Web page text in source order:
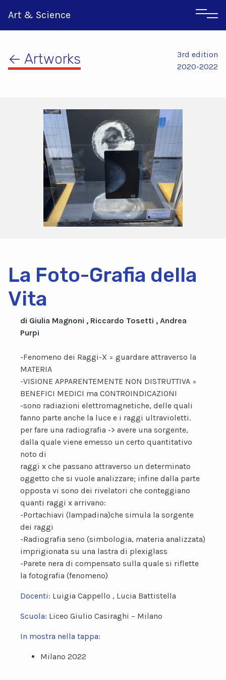
Art & Science
← Artworks
3rd edition
2020-2022
La Foto-Grafia della
Vita
di Giulia Magnoni , Riccardo Tosetti , Andrea
Purpi
-Fenomeno dei Raggi-X = guardare attraverso la
MATERIA
-VISIONE APPARENTEMENTE NON DISTRUTTIVA =
BENEFICI MEDICI ma CONTROINDICAZIONI
-sono radiazioni elettromagnetiche, delle quali
fanno parte anche la luce e i raggi ultravioletti.
per fare una radiografia -> avere una sorgente,
dalla quale viene emesso un certo quantitativo
noto di
raggi x che passano attraverso un determinato
oggetto che si vuole analizzare; infine dalla parte
opposta vi sono dei rivelatori che conteggiano
quanti raggi x arrivano:
-Portachiavi (lampadina)che simula la sorgente
dei raggi
-Radiografia seno (simbologia, materia analizzata)
imprigionata su una lastra di plexiglass
-Parete nera di compensato sulla quale si riflette
la fotografia (fenomeno)
Docenti: Luigia Cappello , Lucia Battistella
Scuola: Liceo Giulio Casiraghi – Milano
In mostra nella tappa:
Milano 2022